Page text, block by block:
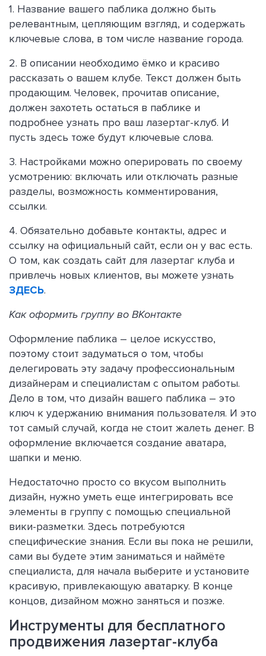
1. Название вашего паблика должно быть
релевантным, цепляющим взгляд, и содержать
ключевые слова, в том числе название города.
2. В описании необходимо ёмко и красиво
рассказать о вашем клубе. Текст должен быть
продающим. Человек, прочитав описание,
должен захотеть остаться в паблике и
подробнее узнать про ваш лазертаг-клуб. И
пусть здесь тоже будут ключевые слова.
3. Настройками можно оперировать по своему
усмотрению: включать или отключать разные
разделы, возможность комментирования,
ссылки.
4. Обязательно добавьте контакты, адрес и
ссылку на официальный сайт, если он у вас есть.
О том, как создать сайт для лазертаг клуба и
привлечь новых клиентов, вы можете узнать
ЗДЕСЬ.
Как оформить группу во ВКонтакте
Оформление паблика – целое искусство,
поэтому стоит задуматься о том, чтобы
делегировать эту задачу профессиональным
дизайнерам и специалистам с опытом работы.
Дело в том, что дизайн вашего паблика – это
ключ к удержанию внимания пользователя. И это
тот самый случай, когда не стоит жалеть денег. В
оформление включается создание аватара,
шапки и меню.
Недостаточно просто со вкусом выполнить
дизайн, нужно уметь еще интегрировать все
элементы в группу с помощью специальной
вики-разметки. Здесь потребуются
специфические знания. Если вы пока не решили,
сами вы будете этим заниматься и наймёте
специалиста, для начала выберите и установите
красивую, привлекающую аватарку. В конце
концов, дизайном можно заняться и позже.
Инструменты для бесплатного
продвижения лазертаг-клуба